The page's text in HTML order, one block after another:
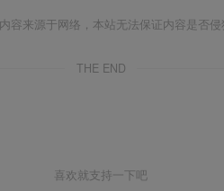
来源于网络，本站无法保证内容是否
THE END
喜欢就支持一下吧